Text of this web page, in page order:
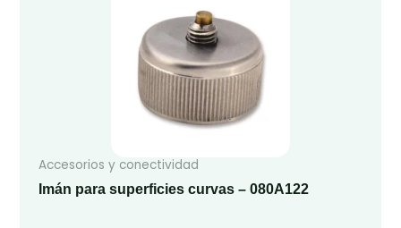
Accesorios y conectividad
Imán para superficies curvas – 080A122